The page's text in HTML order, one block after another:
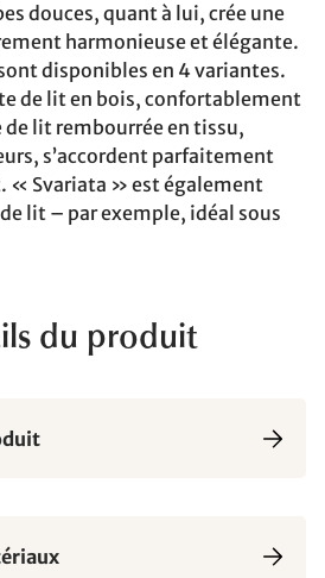
douces, quant à lui, crée une
harmonieuse et élégante.
disponibles en 4 variantes.
de lit en bois, confortablement
lit rembourrée en tissu,
s’accordent parfaitement
« Svariata » est également
lit – par exemple, idéal sous
du produit